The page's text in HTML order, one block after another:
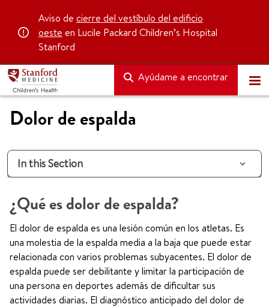
Aviso de cierre del vestíbulo del edificio
oeste en Lucile Packard Children’s Hospital
Stanford
Ayúdame a encontrar
Dolor de espalda
In this Section
¿Qué es dolor de espalda?
El dolor de espalda es una lesión común en los atletas. Es
una molestia de la espalda media a la baja que puede estar
relacionada con varios problemas subyacentes. El dolor de
espalda puede ser debilitante y limitar la participación de
una persona en deportes además de dificultar sus
actividades diarias. El diagnóstico anticipado del dolor de